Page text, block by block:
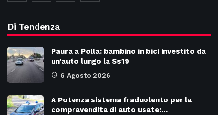
Di Tendenza
Paura a Polla: bambino in bici investito da
un’auto lungo la Ss19
6 Agosto 2026
A Potenza sistema fraduolento per la
compravendita di auto usate:…